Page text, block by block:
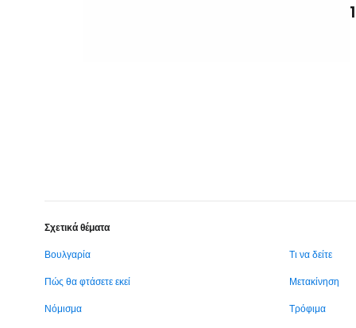
Σχετικά θέματα
Βουλγαρία
Τι να δείτε
Πώς θα φτάσετε εκεί
Μετακίνηση
Νόμισμα
Τρόφιμα